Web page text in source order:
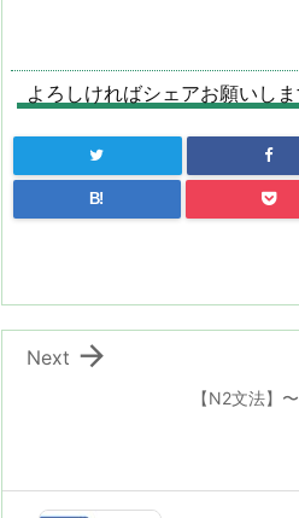
よろしければシェアお願いし
B!
【N2文法】

Next